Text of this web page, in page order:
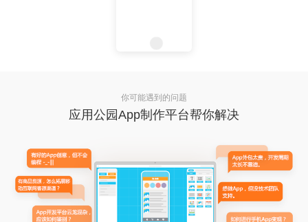
你可能遇到的问题
应用公园App制作平台帮你解决